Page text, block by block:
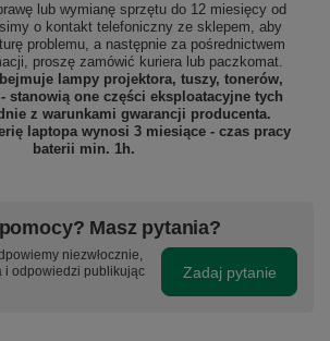
lub wymianę sprzętu do 12 miesięcy od
o kontakt telefoniczny ze sklepem, aby
problemu, a następnie za pośrednictwem
proszę zamówić kuriera lub paczkomat.
lampy projektora, tuszy, tonerów,
stanowią one części eksploatacyjne tych
z warunkami gwarancji producenta.
laptopa wynosi 3 miesiące - czas pracy
baterii min. 1h.
Masz pytania?
niezwłocznie,
i odpowiedzi publikując
Zadaj pytanie